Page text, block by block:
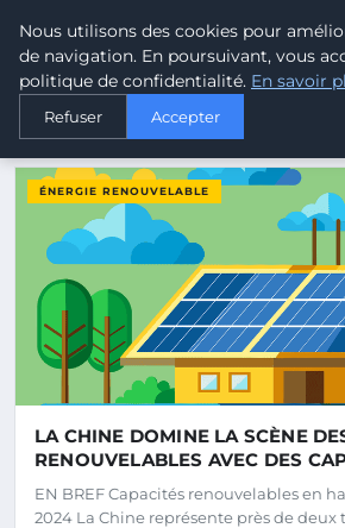
Malta Climate -
MALTA CLIMATE
DERNIERS ARTICLES
ÉNERGIE RENOUVELABLE
LA CHINE DOMINE LA SCÈNE
RENOUVELABLES AVEC DES
SOLAIRES ET ÉOLIENNES
CELLES DE TOUS LES AUTRES
EN BREF Capacités renouvelables en
2024 La Chine représente près de deux
Nous utilisons des cookies pour
de navigation. En poursuivant, vous
politique de confidentialité. En savoir
Refuser Accepter